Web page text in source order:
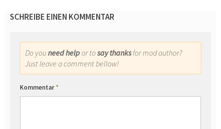
SCHREIBE EINEN KOMMENTAR
Do youneed helpor tosay thanksfor mod author?
Just leave a comment bellow!
Kommentar*